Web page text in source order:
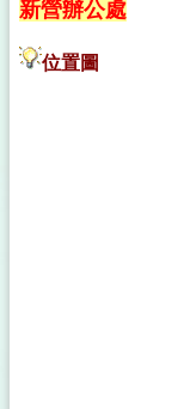
新營辦公處
位置圖